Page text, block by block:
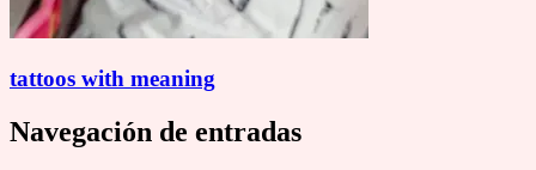
tattoos with meaning
Navegación de entradas